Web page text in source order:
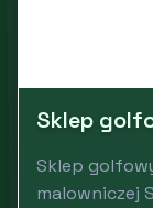
Sklep
Sklep
malowniczej